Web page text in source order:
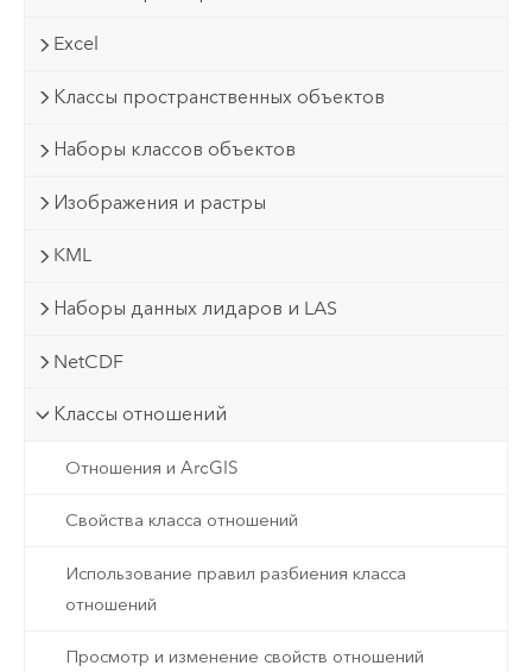
Excel
Классы пространственных объектов
Наборы классов объектов
Изображения и растры
KML
Наборы данных лидаров и LAS
NetCDF
Классы отношений
Отношения и ArcGIS
Свойства класса отношений
Использование правил разбиения класса
отношений
Просмотр и изменение свойств отношений